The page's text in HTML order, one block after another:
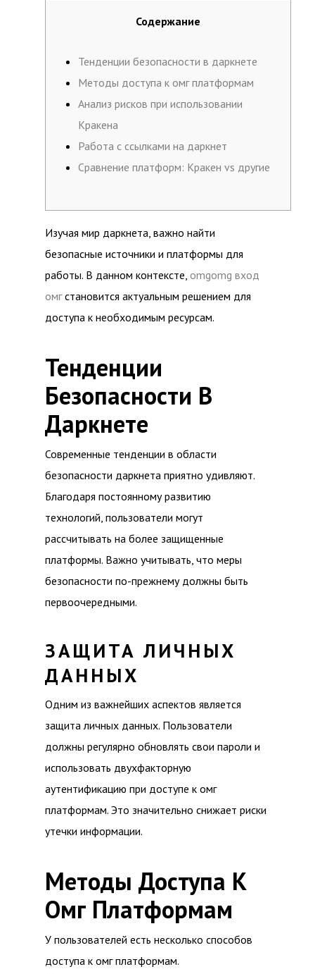
Содержание
Тенденции безопасности в даркнете
Методы доступа к омг платформам
Анализ рисков при использовании
Кракена
Работа с ссылками на даркнет
Сравнение платформ: Кракен vs другие
Изучая мир даркнета, важно найти
безопасные источники и платформы для
работы. В данном контексте, omgomg вход
омгстановится актуальным решением для
доступа к необходимым ресурсам.
Тенденции
Безопасности В
Даркнете
Современные тенденции в области
безопасности даркнета приятно удивляют.
Благодаря постоянному развитию
технологий, пользователи могут
рассчитывать на более защищенные
платформы. Важно учитывать, что меры
безопасности по-прежнему должны быть
первоочередными.
ЗАЩИТА ЛИЧНЫХ
ДАННЫХ
Одним из важнейших аспектов является
защита личных данных. Пользователи
должны регулярно обновлять свои пароли и
использовать двухфакторную
аутентификацию при доступе к омг
платформам. Это значительно снижает риски
утечки информации.
Методы Доступа К
Омг Платформам
У пользователей есть несколько способов
доступа к омг платформам.